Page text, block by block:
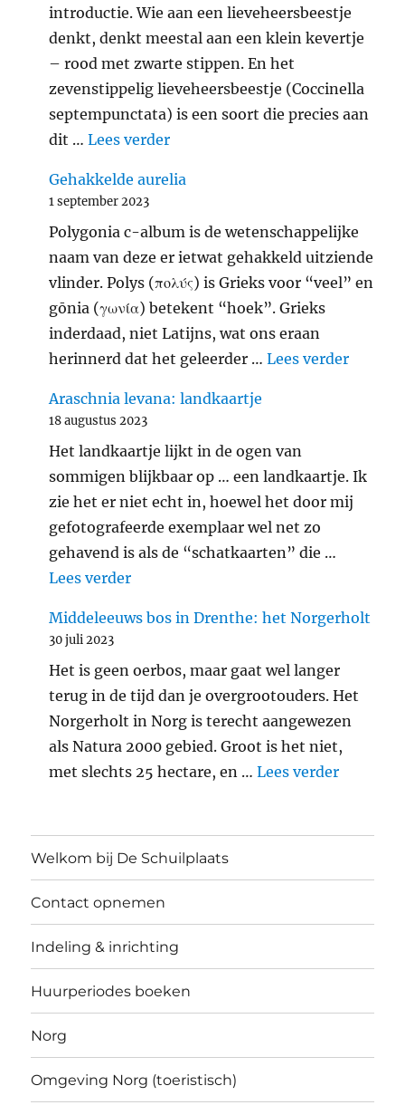
introductie. Wie aan een lieveheersbeestje
denkt, denkt meestal aan een klein kevertje
– rood met zwarte stippen. En het
zevenstippelig lieveheersbeestje (Coccinella
septempunctata) is een soort die precies aan
dit …Lees verder"Zevenstippelig
Gehakkelde aurelia
1 september 2023
Polygonia c-album is de wetenschappelijke
naam van deze er ietwat gehakkeld uitziende
vlinder. Polys (πολύς) is Grieks voor “veel” en
gōnia (γωνία) betekent “hoek”. Grieks
inderdaad, niet Latijns, wat ons eraan
herinnerd dat het geleerder …Lees verder
Araschnia levana: landkaartje
18 augustus 2023
Het landkaartje lijkt in de ogen van
sommigen blijkbaar op … een landkaartje. Ik
zie het er niet echt in, hoewel het door mij
gefotografeerde exemplaar wel net zo
gehavend is als de “schatkaarten” die …
Lees verder"Araschnia levana: landkaartje"
Middeleeuws bos in Drenthe: het Norgerholt
30 juli 2023
Het is geen oerbos, maar gaat wel langer
terug in de tijd dan je overgrootouders. Het
Norgerholt in Norg is terecht aangewezen
als Natura 2000 gebied. Groot is het niet,
met slechts 25 hectare, en …Lees verder
Welkom bij De Schuilplaats
Contact opnemen
Indeling & inrichting
Huurperiodes boeken
Norg
Omgeving Norg (toeristisch)